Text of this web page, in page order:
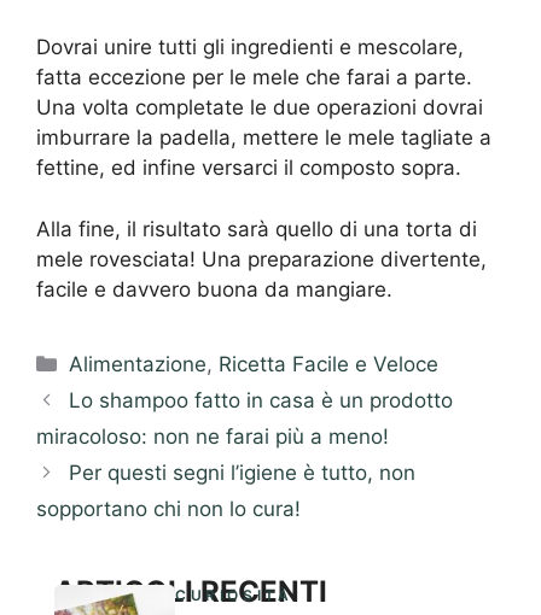
Dovrai unire tutti gli ingredienti e mescolare,
fatta eccezione per le mele che farai a parte.
Una volta completate le due operazioni dovrai
imburrare la padella, mettere le mele tagliate a
fettine, ed infine versarci il composto sopra.
Alla fine, il risultato sarà quello di una torta di
mele rovesciata! Una preparazione divertente,
facile e davvero buona da mangiare.
Categorie
Alimentazione, Ricetta Facile e Veloce
Lo shampoo fatto in casa è un prodotto
miracoloso: non ne farai più a meno!
Per questi segni l’igiene è tutto, non
sopportano chi non lo cura!
ARTICOLI RECENTI
CURIOSITÀ